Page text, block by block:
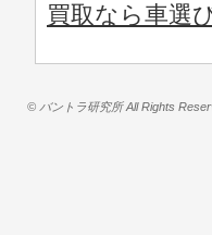
買取なら車選
© バントラ研究所 All Rights